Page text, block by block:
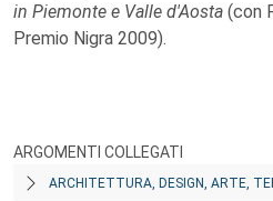
in Piemonte e Valle d'Aosta (con
Premio Nigra 2009).
ARGOMENTI COLLEGATI
ARCHITETTURA, DESIGN, ARTE,